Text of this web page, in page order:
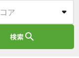
検索search